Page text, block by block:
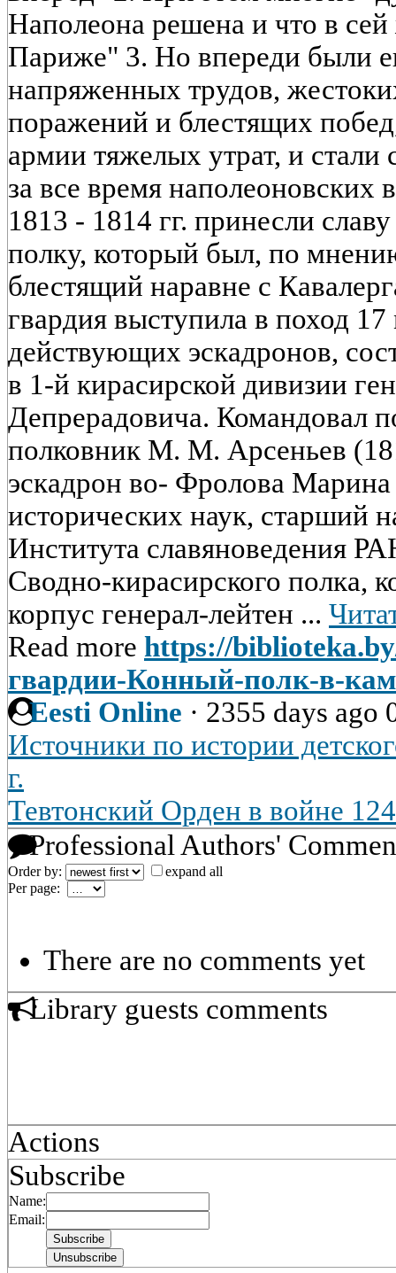
Наполеона решена и что в
Париже" 3. Но впереди были
напряженных трудов,
поражений и блестящих
армии тяжелых утрат, и
за все время
1813 - 1814 гг. принесли
полку, который был, по
блестящий наравне с
гвардия выступила в поход 17
действующих эскадронов,
в 1-й кирасирской дивизии
Депрерадовича. Командовал
полковник М. М. Арсеньев
эскадрон во- Фролова
исторических наук, старший
Института славяноведения
Сводно-кирасирского полка,
корпус генерал-лейтен ...
Read more https://
гвардии-Конный-полк-в-
Eesti Online · 2355 days ago
Источники по истории
г.
Тевтонский Орден в войне
Professional Authors'
Order by:
expand all
Per page:
There are no comments yet
Library guests comments
Actions
Subscribe
Name:
Email: